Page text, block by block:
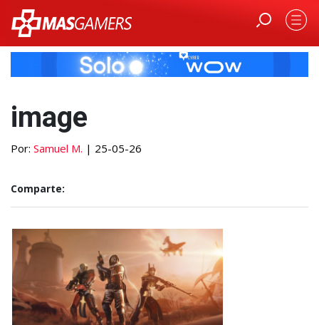
image
Por: Samuel M. | 25-05-26
Comparte: